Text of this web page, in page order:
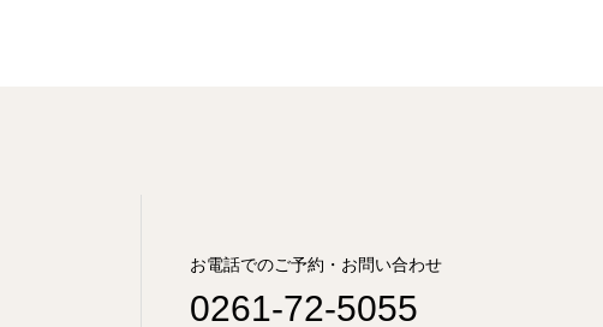
お電話でのご予約・お問い合わせ
0261-72-5055